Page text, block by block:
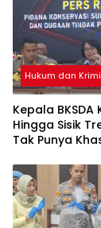
Hukum dan
Kepala BKSDA
Hingga Sisik
Tak Punya